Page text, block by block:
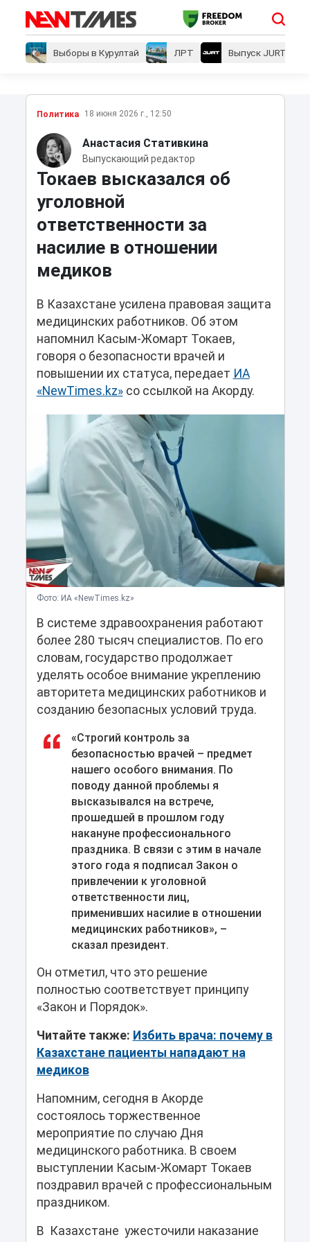
Выборы в Курултай ЛРТ Выпуск JURT
Политика 18 июня 2026 г., 12:50
Анастасия Стативкина
Выпускающий редактор
Токаев высказался об
уголовной
ответственности за
насилие в отношении
медиков
В Казахстане усилена правовая защита
медицинских работников. Об этом
напомнил Касым-Жомарт Токаев,
говоря о безопасности врачей и
повышении их статуса, передает ИА
«NewTimes.kz»со ссылкой на Акорду.
Фото: ИА «NewTimes.kz»
В системе здравоохранения работают
более 280 тысяч специалистов. По его
словам, государство продолжает
уделять особое внимание укреплению
авторитета медицинских работников и
созданию безопасных условий труда.
«Строгий контроль за
безопасностью врачей – предмет
нашего особого внимания. По
поводу данной проблемы я
высказывался на встрече,
прошедшей в прошлом году
накануне профессионального
праздника. В связи с этим в начале
этого года я подписал Закон о
привлечении к уголовной
ответственности лиц,
применивших насилие в отношении
медицинских работников», –
сказал президент.
Он отметил, что это решение
полностью соответствует принципу
«Закон и Порядок».
Читайте также: Избить врача: почему в
Казахстане пациенты нападают на
медиков
Напомним, сегодня в Акорде
состоялось торжественное
мероприятие по случаю Дня
медицинского работника. В своем
выступлении Касым-Жомарт Токаев
поздравил врачей с профессиональным
праздником.
В Казахстане ужесточили наказание